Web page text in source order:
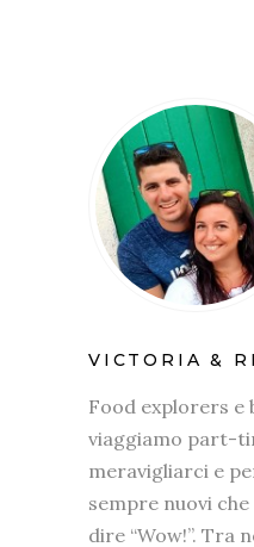
VICTORIA &
Food explorers e
viaggiamo part-
meravigliarci e
sempre nuovi
dire “Wow!”. Tra